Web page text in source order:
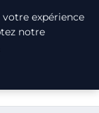
expérience
notre